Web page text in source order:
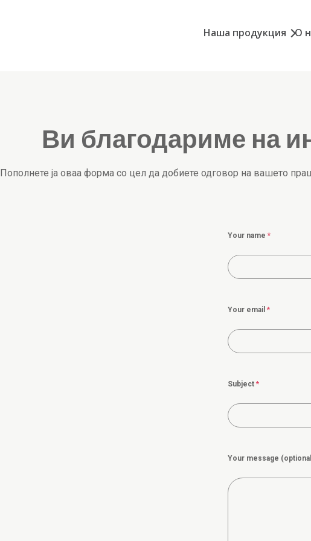
Наша продукция О
Ви благодариме на
Пополнете ја оваа форма со цел да добиете одговор на вашето
Your name *
Your email *
Subject *
Your message